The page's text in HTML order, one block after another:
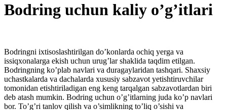
Bodring uchun kaliy o’g’itlari
Bodringni ixtisoslashtirilgan do’konlarda ochiq yerga va
issiqxonalarga ekish uchun urug’lar shaklida taqdim etilgan.
Bodringning ko’plab navlari va duragaylaridan tashqari. Shaxsiy
uchastkalarda va dachalarda xususiy sabzavot yetishtiruvchilar
tomonidan etishtiriladigan eng keng tarqalgan sabzavotlardan biri
deb atash mumkin. Bodring uchun o’g’itlarning juda ko’p navlari
bor. To’g’ri tanlov qilish va o’simlikning to’liq o’sishi va